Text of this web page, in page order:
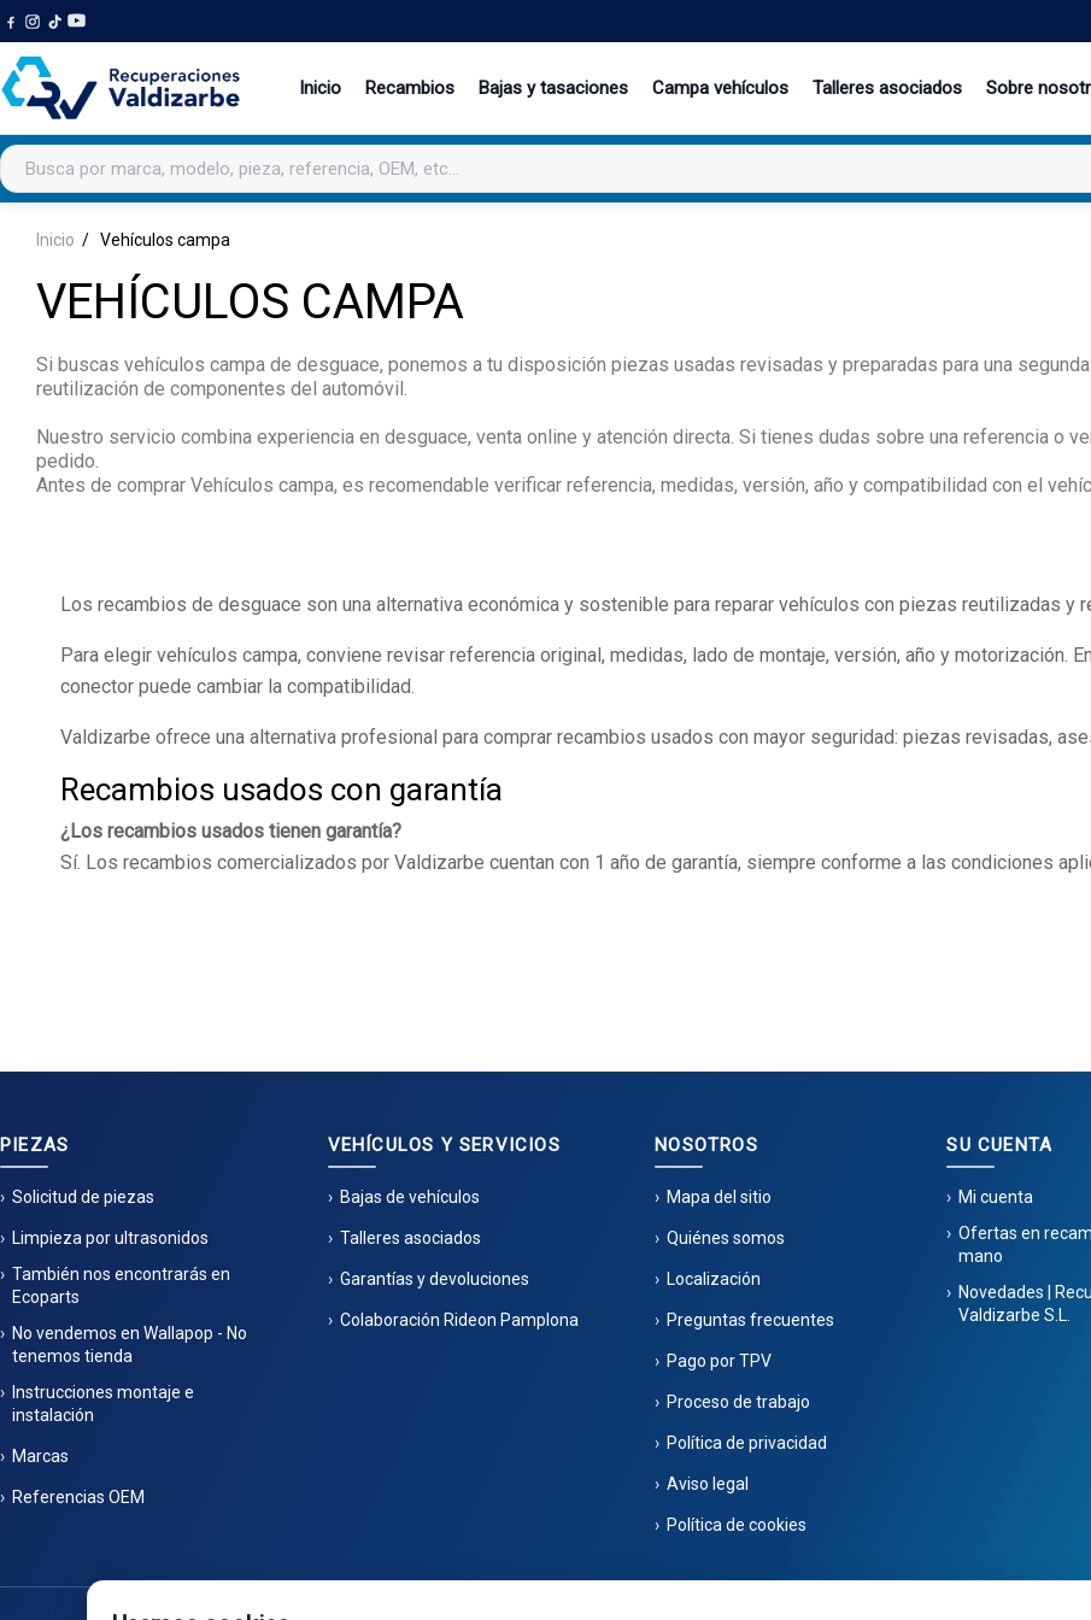
Inicio Recambios Bajas y tasaciones Campa vehículos Talleres asociados Sobre
Buscar productos
Inicio Vehículos campa
VEHÍCULOS CAMPA
Si buscas vehículos campa de desguace, ponemos a tu disposición piezas usadas revisadas y preparadas para una
reutilización de componentes del automóvil.
Nuestro servicio combina experiencia en desguace, venta online y atención directa. Si tienes dudas sobre una referencia o
pedido.
Antes de comprar Vehículos campa, es recomendable verificar referencia, medidas, versión, año y compatibilidad con el
Los recambios de desguace son una alternativa económica y sostenible para reparar vehículos con piezas reutilizadas y
Para elegir vehículos campa, conviene revisar referencia original, medidas, lado de montaje, versión, año y motorización.
conector puede cambiar la compatibilidad.
Valdizarbe ofrece una alternativa profesional para comprar recambios usados con mayor seguridad: piezas revisadas,
Recambios usados con garantía
¿Los recambios usados tienen garantía?
Sí. Los recambios comercializados por Valdizarbe cuentan con 1 año de garantía, siempre conforme a las condiciones
PIEZAS
Solicitud de piezas
Limpieza por ultrasonidos
También nos encontrarás en
Ecoparts
No vendemos en Wallapop - No
tenemos tienda
Instrucciones montaje e
instalación
Marcas
Referencias OEM
VEHÍCULOS Y SERVICIOS
Bajas de vehículos
Talleres asociados
Garantías y devoluciones
Colaboración Rideon Pamplona
NOSOTROS
Mapa del sitio
Quiénes somos
Localización
Preguntas frecuentes
Pago por TPV
Proceso de trabajo
Política de privacidad
Aviso legal
Política de cookies
SU CUENTA
Mi cuenta
Ofertas en
mano
Novedades |
Valdizarbe S.L.